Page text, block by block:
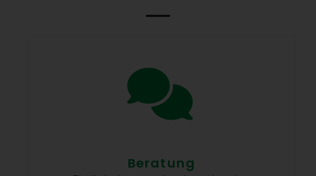
Beratung